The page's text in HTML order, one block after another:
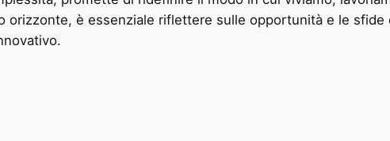
orizzonte, è essenziale riflettere sulle opportunità e le